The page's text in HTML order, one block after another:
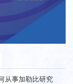
从事加勒比研究